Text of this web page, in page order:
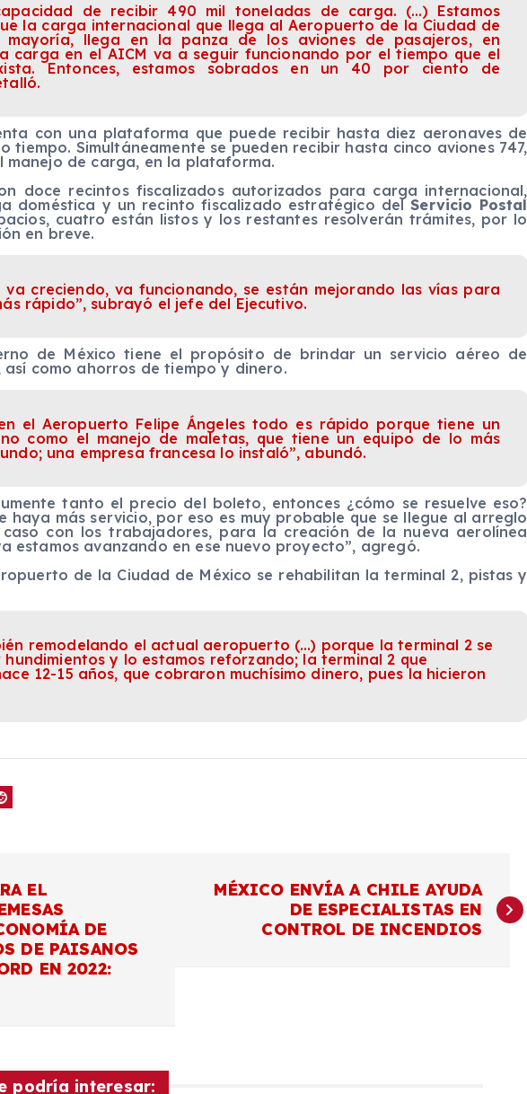
de recibir 490 mil toneladas de carga. (…) Estamos
la carga internacional que llega al Aeropuerto de la Ciudad de
mayoría, llega en la panza de los aviones de pasajeros, en
carga en el AICM va a seguir funcionando por el tiempo que el
Entonces, estamos sobrados en un 40 por ciento de
con una plataforma que puede recibir hasta diez aeronaves de
tiempo. Simultáneamente se pueden recibir hasta cinco aviones 747,
manejo de carga, en la plataforma.
doce recintos fiscalizados autorizados para carga internacional,
doméstica y un recinto fiscalizado estratégico delServicio Postal
cuatro están listos y los restantes resolverán trámites, por lo
en breve.
va creciendo, va funcionando, se están mejorando las vías para
rápido”, subrayó el jefe del Ejecutivo.
de México tiene el propósito de brindar un servicio aéreo de
como ahorros de tiempo y dinero.
el Aeropuerto Felipe Ángeles todo es rápido porque tiene un
como el manejo de maletas, que tiene un equipo de lo más
una empresa francesa lo instaló”, abundó.
tanto el precio del boleto, entonces ¿cómo se resuelve eso?
haya más servicio, por eso es muy probable que se llegue al arreglo
caso con los trabajadores, para la creación de la nueva aerolínea
estamos avanzando en ese nuevo proyecto”, agregó.
de la Ciudad de México se rehabilitan la terminal 2, pistas y
remodelando el actual aeropuerto (…) porque la terminal 2 se
y lo estamos reforzando; la terminal 2 que
12-15 años, que cobraron muchísimo dinero, pues la hicieron
EL
DE
DE PAISANOS
EN 2022:
MÉXICO ENVÍA A CHILE AYUDA
DE ESPECIALISTAS EN
CONTROL DE INCENDIOS
podría interesar: